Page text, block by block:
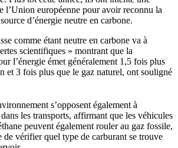
l’Union européenne pour avoir reconnu la
d’énergie neutre en carbone.
comme étant neutre en carbone va à
scientifiques » montrant que la
l’énergie émet généralement 1,5 fois plus
et 3 fois plus que le gaz naturel, ont souligné
s’opposent également à
les transports, affirmant que les véhicules
peuvent également rouler au gaz fossile,
de vérifier quel type de carburant se trouve